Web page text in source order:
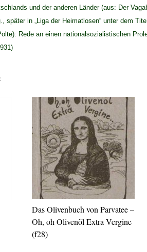
und der anderen Länder (aus: Der
später in „Liga der Heimatlosen“ unter dem
Rede an einen nationalsozialistischen
Das Olivenbuch von Parvatee –
Oh, oh Olivenöl Extra Vergine
(f28)